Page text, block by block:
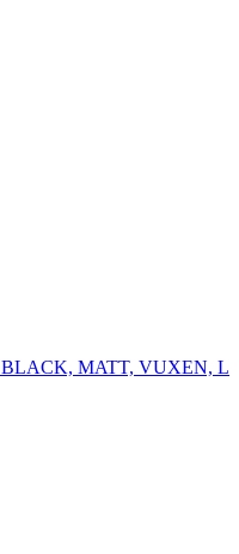
BLACK, MATT, VUXEN, L